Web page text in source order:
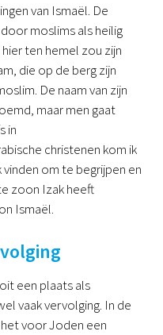
van Ismaël. De
moslims als heilig
ten hemel zou zijn
die op de berg zijn
De naam van zijn
maar men gaat
in
christenen kom ik
om te begrijpen en
zoon Izak heeft
Ismaël.
een plaats als
vaak vervolging. In de
voor Joden een